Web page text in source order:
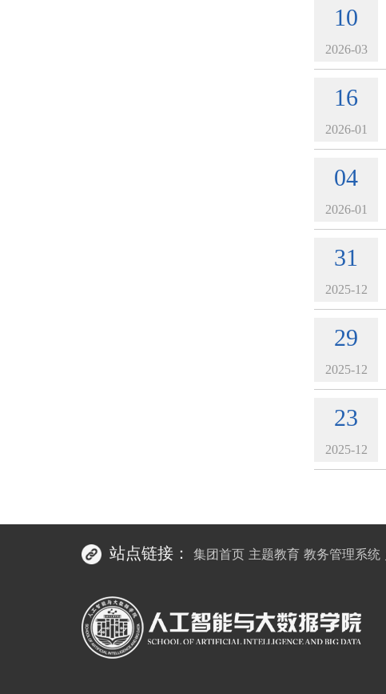
10
2026-03
16
2026-01
04
2026-01
31
2025-12
29
2025-12
23
2025-12
站点链接： 集团首页 主题教育 教务管理系统